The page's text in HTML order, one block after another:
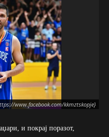
www.facebook.com/kkmztskopje}
и покрај поразот,